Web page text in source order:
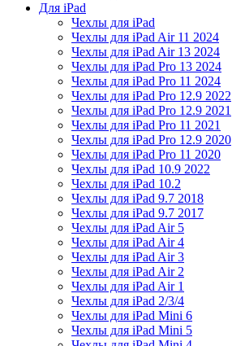
Для iPad
Чехлы для iPad
Чехлы для iPad Air 11 2024
Чехлы для iPad Air 13 2024
Чехлы для iPad Pro 13 2024
Чехлы для iPad Pro 11 2024
Чехлы для iPad Pro 12.9 2022
Чехлы для iPad Pro 12.9 2021
Чехлы для iPad Pro 11 2021
Чехлы для iPad Pro 12.9 2020
Чехлы для iPad Pro 11 2020
Чехлы для iPad 10.9 2022
Чехлы для iPad 10.2
Чехлы для iPad 9.7 2018
Чехлы для iPad 9.7 2017
Чехлы для iPad Air 5
Чехлы для iPad Air 4
Чехлы для iPad Air 3
Чехлы для iPad Air 2
Чехлы для iPad Air 1
Чехлы для iPad 2/3/4
Чехлы для iPad Mini 6
Чехлы для iPad Mini 5